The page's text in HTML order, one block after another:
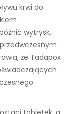
krwi do
wytrysk,
że ​​Tadapox